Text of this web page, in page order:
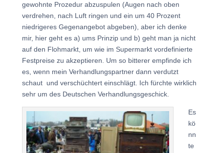
gewohnte Prozedur abzuspulen (Augen nach oben
verdrehen, nach Luft ringen und ein um 40 Prozent
niedrigeres Gegenangebot abgeben), aber ich denke
mir, hier geht es a) ums Prinzip und b) geht man ja nicht
auf den Flohmarkt, um wie im Supermarkt vordefinierte
Festpreise zu akzeptieren. Um so bitterer empfinde ich
es, wenn mein Verhandlungspartner dann verdutzt
schaut und verschüchtert einschlägt. Ich fürchte wirklich
sehr um des Deutschen Verhandlungsgeschick.
Es
kö
nn
te